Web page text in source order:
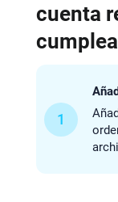
cuenta
1